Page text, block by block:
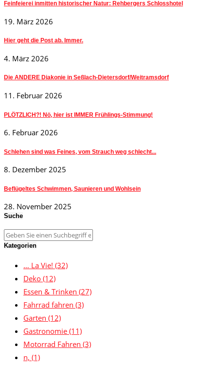
Feinfeierei inmitten historischer Natur: Rehbergers Schlosshotel
19. März 2026
Hier geht die Post ab. Immer.
4. März 2026
Die ANDERE Diakonie in Seßlach-Dietersdorf/Weitramsdorf
11. Februar 2026
PLÖTZLICH?! Nö, hier ist IMMER Frühlings-Stimmung!
6. Februar 2026
Schlehen sind was Feines, vom Strauch weg schlecht...
8. Dezember 2025
Beflügeltes Schwimmen, Saunieren und Wohlsein
28. November 2025
Suche
Kategorien
… La Vie! (32)
Deko (12)
Essen & Trinken (27)
Fahrrad fahren (3)
Garten (12)
Gastronomie (11)
Motorrad Fahren (3)
n, (1)